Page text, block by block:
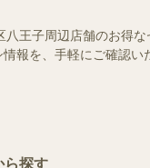
王子周辺店舗のお得
報を、手軽にご確認
ら探す